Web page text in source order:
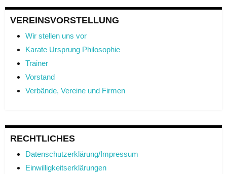
VEREINSVORSTELLUNG
Wir stellen uns vor
Karate Ursprung Philosophie
Trainer
Vorstand
Verbände, Vereine und Firmen
RECHTLICHES
Datenschutzerklärung/Impressum
Einwilligkeitserklärungen